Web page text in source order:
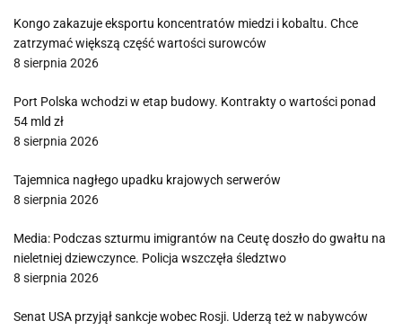
Kongo zakazuje eksportu koncentratów miedzi i kobaltu. Chce
zatrzymać większą część wartości surowców
8 sierpnia 2026
Port Polska wchodzi w etap budowy. Kontrakty o wartości ponad
54 mld zł
8 sierpnia 2026
Tajemnica nagłego upadku krajowych serwerów
8 sierpnia 2026
Media: Podczas szturmu imigrantów na Ceutę doszło do gwałtu na
nieletniej dziewczynce. Policja wszczęła śledztwo
8 sierpnia 2026
Senat USA przyjął sankcje wobec Rosji. Uderzą też w nabywców